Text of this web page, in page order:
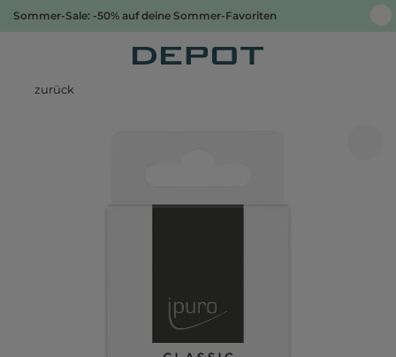
Sommer-Sale: -50% auf deine Sommer-Favoriten
zurück